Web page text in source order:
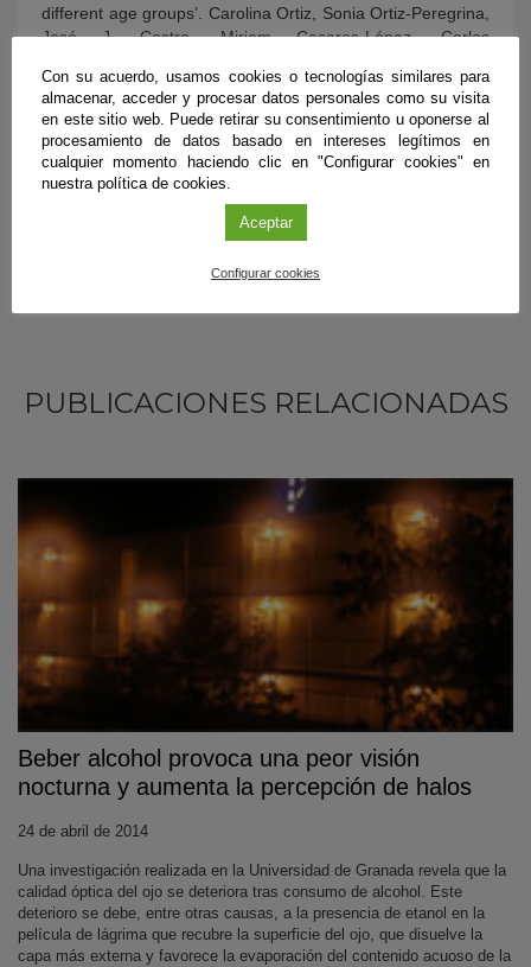
different age groups’. Carolina Ortiz, Sonia Ortiz-Peregrina,
José J. Castro, Miriam Casares-López, Carlos
August2018, Pages 239-
249.https://doi.org/10.1016/j.aap.2018.04.018
PUBLICACIONES RELACIONADAS
Beber alcohol provoca una peor visión
nocturna y aumenta la percepción de halos
24 de abril de 2014
Una investigación realizada en la Universidad de Granada revela que la
calidad óptica del ojo se deteriora tras consumo de alcohol. Este
deterioro se debe, entre otras causas, a la presencia de etanol en la
película de lágrima que recubre la superficie del ojo, que disuelve la
capa más externa y favorece la evaporación del contenido acuoso de la
Con su acuerdo, usamos cookies o tecnologías similares para
almacenar, acceder y procesar datos personales como su visita
en este sitio web. Puede retirar su consentimiento u oponerse al
procesamiento de datos basado en intereses legítimos en
cualquier momento haciendo clic en "Configurar cookies" en
nuestra política de cookies.
Aceptar
Configurar cookies